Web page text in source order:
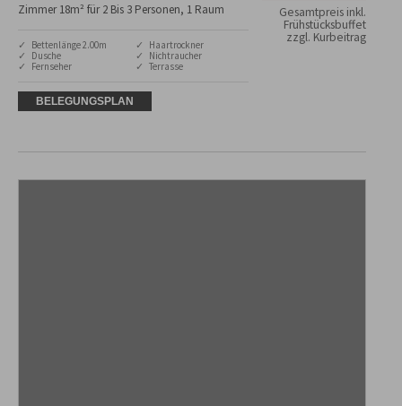
Zimmer 18m² für 2 Bis 3 Personen, 1 Raum
✓ Bettenlänge 2.00m
✓ Dusche
✓ Fernseher
✓ Haartrockner
✓ Nichtraucher
✓ Terrasse
Gesamtpreis inkl.
Frühstücksbuffet
zzgl. Kurbeitrag
BELEGUNGSPLAN